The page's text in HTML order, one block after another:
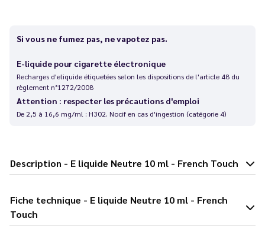
Si vous ne fumez pas, ne vapotez pas.
E-liquide pour cigarette électronique
Recharges d'eliquide étiquetées selon les dispositions de l'article 48 du
règlement n°1272/2008
Attention : respecter les précautions d'emploi
De 2,5 à 16,6 mg/ml : H302. Nocif en cas d'ingestion (catégorie 4)
Description - E liquide Neutre 10 ml - French Touch
Fiche technique - E liquide Neutre 10 ml - French
Touch